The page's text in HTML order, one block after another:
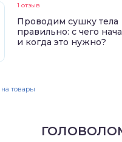
1 отзыв
Проводим сушку тела
правильно: с чего
и когда это нужно?
товары